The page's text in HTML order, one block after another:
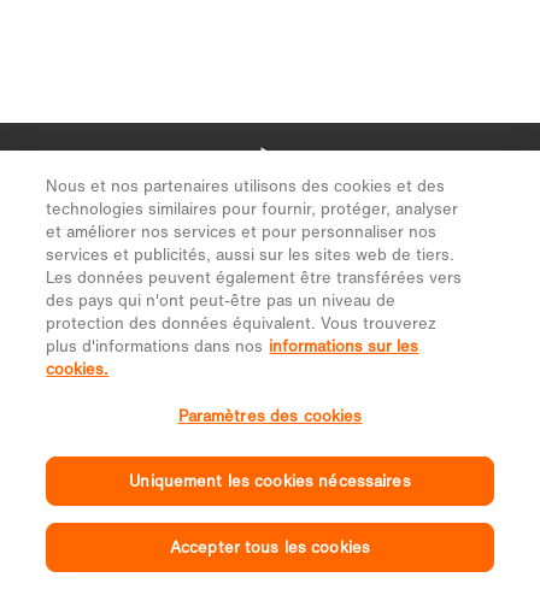
Nous et nos partenaires utilisons des cookies et des
technologies similaires pour fournir, protéger, analyser
et améliorer nos services et pour personnaliser nos
services et publicités, aussi sur les sites web de tiers.
Les données peuvent également être transférées vers
des pays qui n'ont peut-être pas un niveau de
protection des données équivalent. Vous trouverez
plus d'informations dans nos informations sur les
cookies.
Paramètres des cookies
Uniquement les cookies nécessaires
Accepter tous les cookies